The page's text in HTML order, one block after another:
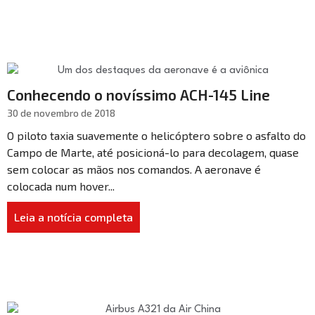
Conhecendo o novíssimo ACH-145 Line
30 de novembro de 2018
O piloto taxia suavemente o helicóptero sobre o asfalto do
Campo de Marte, até posicioná-lo para decolagem, quase
sem colocar as mãos nos comandos. A aeronave é
colocada num hover...
Leia a notícia completa